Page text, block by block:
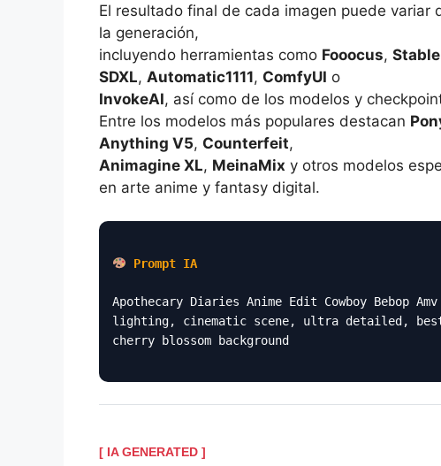
El resultado final de cada imagen puede
la generación,
incluyendo herramientas como Fooocus,
SDXL, Automatic1111, ComfyUI o
InvokeAI, así como de los modelos y
Entre los modelos más populares destacan
Anything V5, Counterfeit,
Animagine XL, MeinaMix y otros modelos
en arte anime y fantasy digital.
Prompt IA
Apothecary Diaries Anime Edit Cowboy Bebop
lighting, cinematic scene, ultra detailed,
cherry blossom background
[ IA GENERATED ]